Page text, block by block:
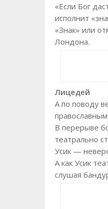
«Если Бог
исполнит
«Знак» или
Лондона.
Лицедей
А по поводу
В перерыве
театрально
Усик —
А как Усик
слушая